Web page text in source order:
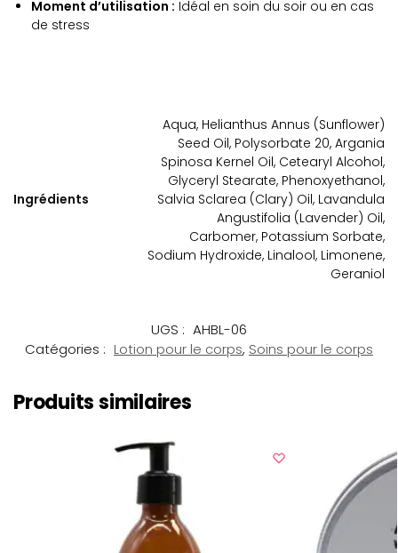
Moment d’utilisation : Idéal en soin du soir ou en cas
de stress
Ingrédients
Aqua, Helianthus Annus (Sunflower)
Seed Oil, Polysorbate 20, Argania
Spinosa Kernel Oil, Cetearyl Alcohol,
Glyceryl Stearate, Phenoxyethanol,
Salvia Sclarea (Clary) Oil, Lavandula
Angustifolia (Lavender) Oil,
Carbomer, Potassium Sorbate,
Sodium Hydroxide, Linalool, Limonene,
Geraniol
UGS : AHBL-06
Catégories : Lotion pour le corps, Soins pour le corps
Produits similaires